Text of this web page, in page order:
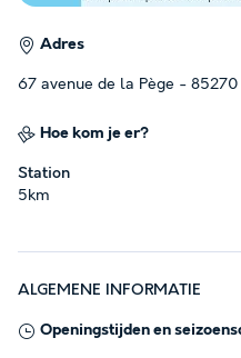
Adres
67 avenue de la Pège -
Hoe kom je er?
Station
5km
ALGEMENE INFORMATIE
Openingstijden en